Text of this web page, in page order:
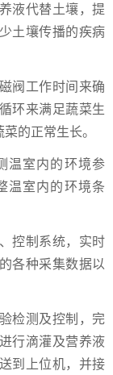
液代替土壤，提
土壤传播的疾病
阀工作时间来确
环来满足蔬菜生
的正常生长。
温室内的环境参
温室内的环境条
控制系统，实时
各种采集数据以
检测及控制，完
行滴灌及营养液
到上位机，并接